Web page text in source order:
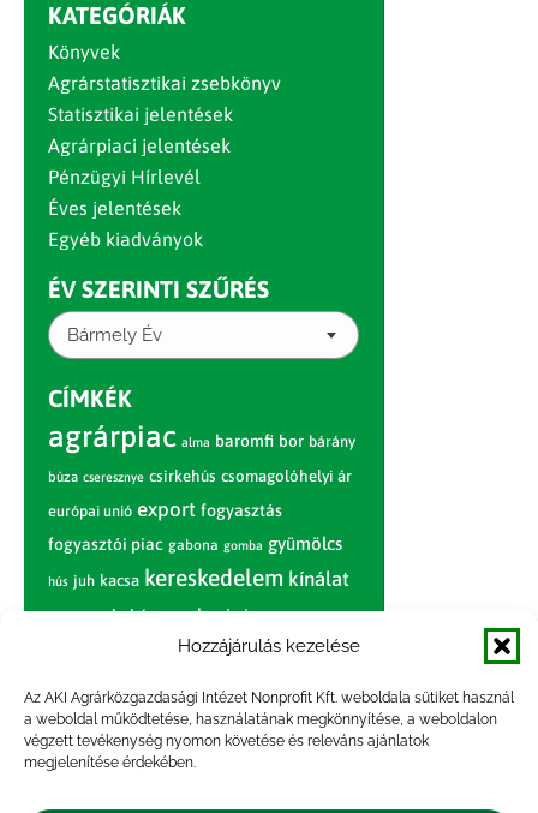
Hozzájárulás kezelése
Az AKI Agrárközgazdasági Intézet Nonprofit Kft. weboldala sütiket használ
a weboldal működtetése, használatának megkönnyítése, a weboldalon
végzett tevékenység nyomon követése és releváns ajánlatok
megjelenítése érdekében.
KATEGÓRIÁK
Könyvek
Agrárstatisztikai zsebkönyv
Statisztikai jelentések
Agrárpiaci jelentések
Pénzügyi Hírlevél
Éves jelentések
Egyéb kiadványok
ÉV SZERINTI SZŰRÉS
Bármely Év
CÍMKÉK
agrárpiac alma baromfi bor bárány
búza cseresznye csirkehús csomagolóhelyi ár
európai unió export fogyasztás
fogyasztói piac gabona gomba gyümölcs
hús juh kacsa kereskedelem kínálat
körte marhahús nagybani piac narancs
nemzetközi árinformációk
paradicsom piac piaci jelentés
pulyka pulykahús sertés sertéshús
szarvasmarha termelés
termelői